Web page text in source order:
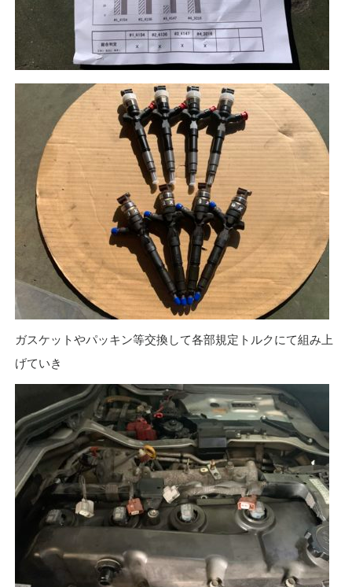
ガスケットやパッキン等交換して各部規定トルクにて組み上
げていき